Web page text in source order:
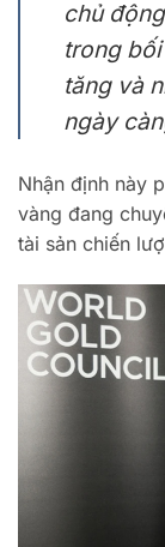
chủ
trong
tăng và
ngày
Nhận định này
vàng đang
tài sản chiến